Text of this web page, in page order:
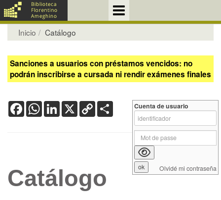
Inicio Catálogo
Sanciones a usuarios con préstamos vencidos: no
podrán inscribirse a cursada ni rendir exámenes finales
FacebookWhatsApp
LinkedIn
X Copy
Link
Catálogo
Cuenta de usuario
Olvidé mi contraseña